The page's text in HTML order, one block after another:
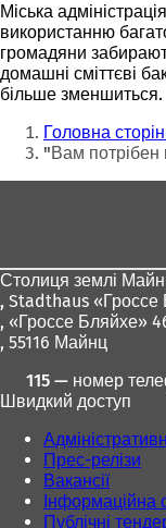
Міська
використанню
громадяни
домашні сміттєві
більше зменшиться.
Ти
тут:
Головна
"Вам потрібен
Столиця землі
, Stadthaus «Гроссе
, «Гроссе Бляйхе»
, 55116 Майнц
115 — номер
Швидкий доступ
Прес-релізи
Вакансії
Інформаційна
Публічні